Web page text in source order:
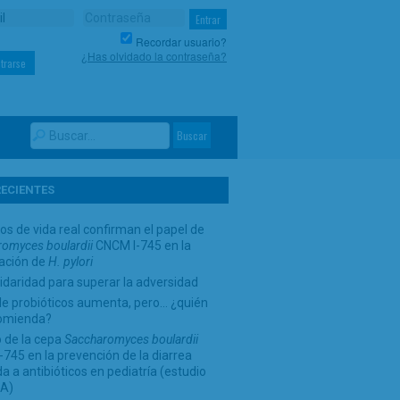
Recordar usuario?
¿Has olvidado la contraseña?
de vida real confirman el papel de
boulardii CNCM I-745 en la
de H. pylori
para superar la adversidad
probióticos aumenta, pero… ¿quién
de la cepa Saccharomyces boulardii
745 en la prevención de la diarrea
a antibióticos en pediatría (estudio